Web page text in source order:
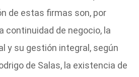
de estas firmas son, por
continuidad de negocio, la
y su gestión integral, según
de Salas, la existencia de